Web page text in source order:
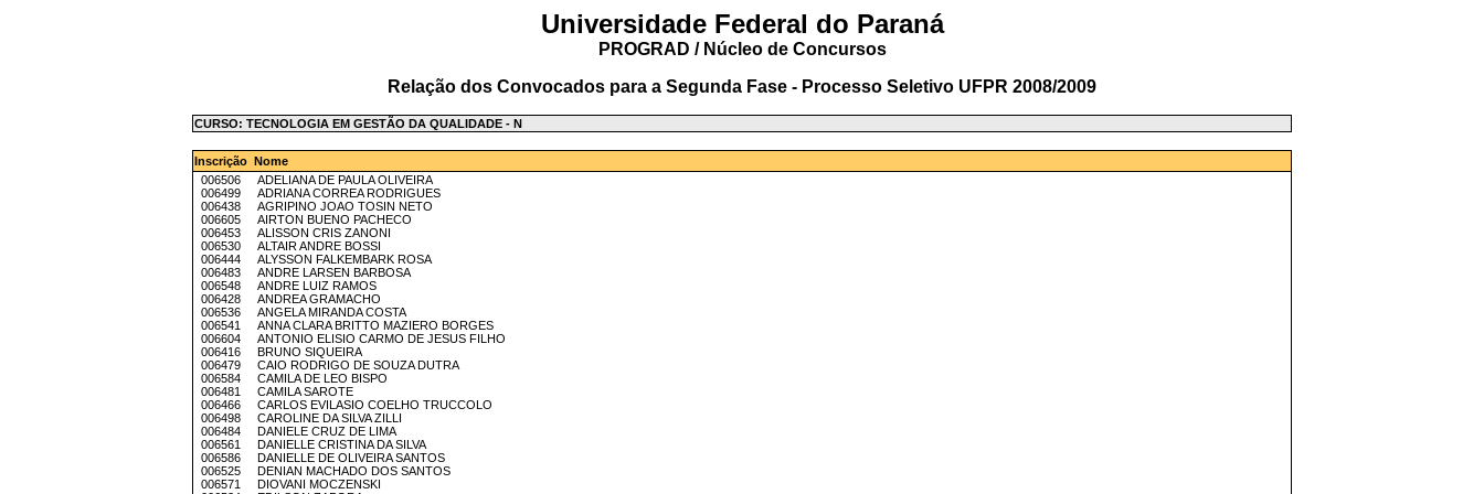
Universidade Federal do Paraná
PROGRAD / Núcleo de Concursos
Relação dos Convocados para a Segunda Fase - Processo Seletivo UFPR 2008/2009
CURSO: TECNOLOGIA EM GESTÃO DA QUALIDADE - N
Inscrição Nome
006506 ADELIANA DE PAULA OLIVEIRA
006499 ADRIANA CORREA RODRIGUES
006438 AGRIPINO JOAO TOSIN NETO
006605 AIRTON BUENO PACHECO
006453 ALISSON CRIS ZANONI
006530 ALTAIR ANDRE BOSSI
006444 ALYSSON FALKEMBARK ROSA
006483 ANDRE LARSEN BARBOSA
006548 ANDRE LUIZ RAMOS
006428 ANDREA GRAMACHO
006536 ANGELA MIRANDA COSTA
006541 ANNA CLARA BRITTO MAZIERO BORGES
006604 ANTONIO ELISIO CARMO DE JESUS FILHO
006416 BRUNO SIQUEIRA
006479 CAIO RODRIGO DE SOUZA DUTRA
006584 CAMILA DE LEO BISPO
006481 CAMILA SAROTE
006466 CARLOS EVILASIO COELHO TRUCCOLO
006498 CAROLINE DA SILVA ZILLI
006484 DANIELE CRUZ DE LIMA
006561 DANIELLE CRISTINA DA SILVA
006586 DANIELLE DE OLIVEIRA SANTOS
006525 DENIAN MACHADO DOS SANTOS
006571 DIOVANI MOCZENSKI